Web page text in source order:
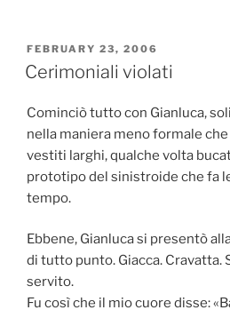
POSTED
ON
FEBRUARY 23, 2006
Cerimoniali violati
Cominciò tutto con Gianluca,
nella maniera meno formale
vestiti larghi, qualche volta
prototipo del sinistroide che fa
tempo.
Ebbene, Gianluca si presentò
di tutto punto. Giacca. Cravatta.
servito.
Fu così che il mio cuore disse: